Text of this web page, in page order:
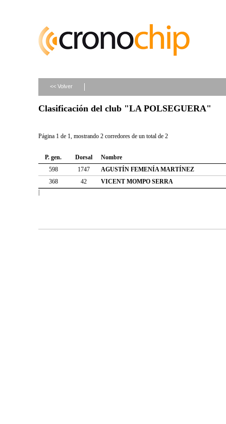
<< Volver
Clasificación del club "LA POLSEGUERA"
Página 1 de 1, mostrando 2 corredores de un total de 2
P. gen. Dorsal
Nombre
598
1747
AGUSTÍN FEMENÍA MARTÍNEZ
368
42
VICENT MOMPO SERRA
|